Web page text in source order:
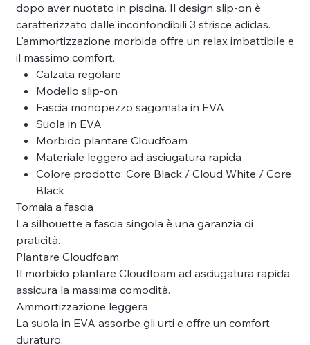
dopo aver nuotato in piscina. Il design slip-on è
caratterizzato dalle inconfondibili 3 strisce adidas.
L'ammortizzazione morbida offre un relax imbattibile e
il massimo comfort.
Calzata regolare
Modello slip-on
Fascia monopezzo sagomata in EVA
Suola in EVA
Morbido plantare Cloudfoam
Materiale leggero ad asciugatura rapida
Colore prodotto: Core Black / Cloud White / Core
Black
Tomaia a fascia
La silhouette a fascia singola è una garanzia di
praticità.
Plantare Cloudfoam
Il morbido plantare Cloudfoam ad asciugatura rapida
assicura la massima comodità.
Ammortizzazione leggera
La suola in EVA assorbe gli urti e offre un comfort
duraturo.